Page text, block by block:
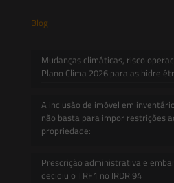
Blog
Mudanças climáticas, risco
Plano Clima 2026 para as
A inclusão de imóvel em
não basta para impor restrições
propriedade:
Prescrição administrativa e
decidiu o TRF1 no IRDR 94